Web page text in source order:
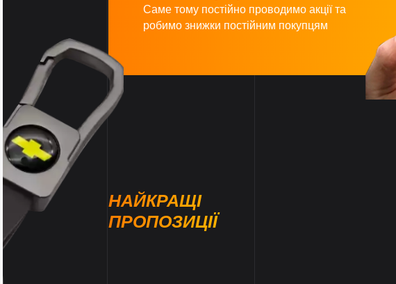
Саме тому постійно проводимо акції та
робимо знижки постійним покупцям
НАЙКРАЩІ
ПРОПОЗИЦІЇ